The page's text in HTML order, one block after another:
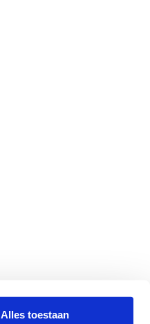
Alles toestaan